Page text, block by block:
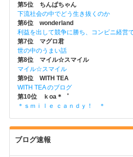
第5位 ちんぱちゃん
下流社会の中でどう生き抜くのか
第6位 wonderland
利益を出して競争に勝ち、コンビニ経営
第7位 マグロ君
世の中のうまい話
第8位 マイル☆スマイル
マイル☆スマイル
第9位 WITH TEA
WITH TEA のブログ
第10位 ｋoa＊゜
＊ｓｍｉｌｅ ｃａｎｄｙ！ ＊
ブログ速報